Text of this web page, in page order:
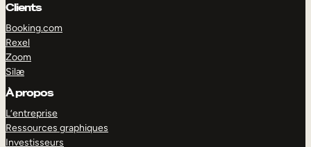
Clients
Booking.com
Rexel
Zoom
Silæ
À propos
L’entreprise
Ressources graphiques
Investisseurs